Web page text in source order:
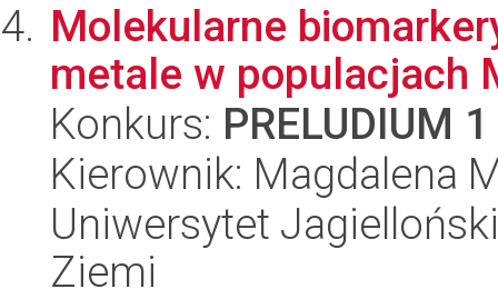
Molekularne
metale w populacjach
Konkurs: PRELUDIUM 1
Kierownik: Magdalena
Uniwersytet
Ziemi